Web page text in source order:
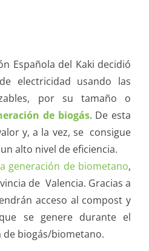
Española del Kaki decidió
electricidad usando las
por su tamaño o
de biogás. De esta
y, a la vez, se consigue
alto nivel de eficiencia.
generación de biometano,
de Valencia. Gracias a
acceso al compost y
se genere durante el
de biogás/biometano.